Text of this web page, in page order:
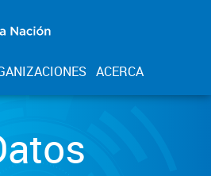
ACERCA